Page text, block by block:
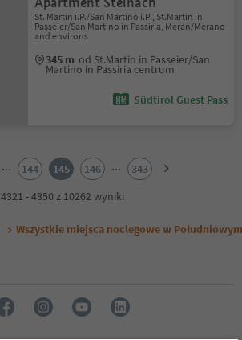
St. Martin i.P./San Martino i.P., St.Martin in
Passeier/San Martino in Passiria, Meran/Merano
and environs
345 m od St.Martin in Passeier/San
Martino in Passiria centrum
Südtirol Guest Pass
... 144 145 146 ...
343
4321 - 4350 z 10262 wyniki
Wszystkie miejsca noclegowe w